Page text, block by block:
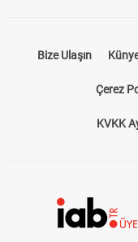
Bize Ulaşın
Çerez
KVKK